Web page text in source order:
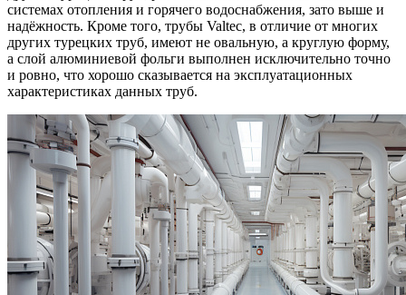
системах отопления и горячего водоснабжения, зато выше и
надёжность. Кроме того, трубы Valtec, в отличие от многих
других турецких труб, имеют не овальную, а круглую форму,
а слой алюминиевой фольги выполнен исключительно точно
и ровно, что хорошо сказывается на эксплуатационных
характеристиках данных труб.